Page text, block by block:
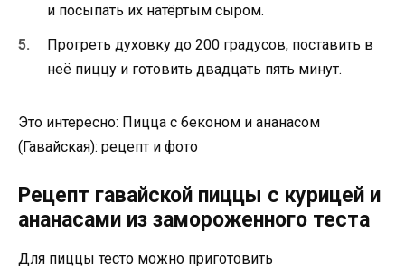
и посыпать их натёртым сыром.
Прогреть духовку до 200 градусов, поставить в
неё пиццу и готовить двадцать пять минут.
Это интересно: Пицца с беконом и ананасом
(Гавайская): рецепт и фото
Рецепт гавайской пиццы с курицей и
ананасами из замороженного теста
Для пиццы тесто можно приготовить